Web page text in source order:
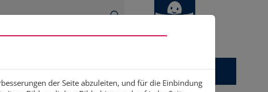
Digitales Ukrainehilfe Anerkennung
der Seite abzuleiten, und für die Einbindung